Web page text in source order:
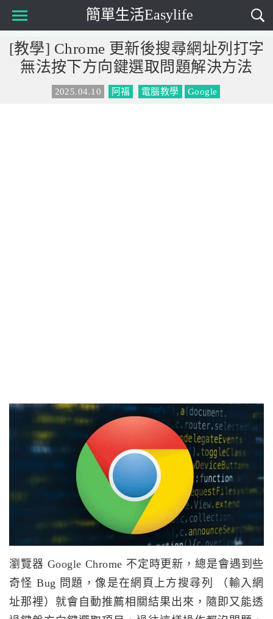
簡單生活Easylife
Main Menu
[教學] Chrome 更新後搜尋網址列打字
無法按下方向鍵選取問題解決方法
2025.04.10 阿福 電腦教學 Google
瀏覽器 Google Chrome 不定時更新，總是會遇到些
奇怪 Bug 問題，像是在網頁上方搜尋列 （輸入網
址那裡）就會自動推薦相關結果出來，隨即又能透